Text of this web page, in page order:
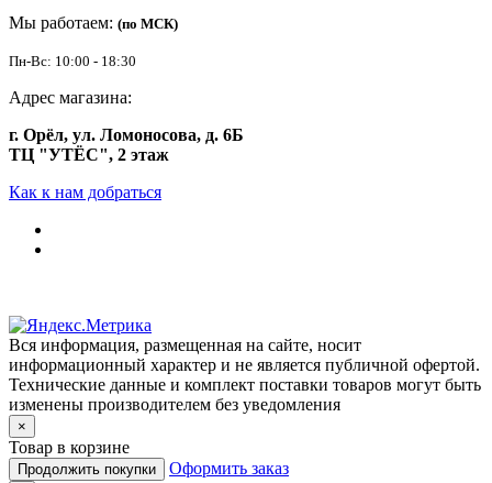
Мы работаем: (по МСК)
Пн-Вс: 10:00 - 18:30
Адрес магазина:
г. Орёл, ул. Ломоносова, д. 6Б
ТЦ "УТЁС", 2 этаж
Как к нам добраться
Вся информация, размещенная на сайте, носит
информационный характер и не является публичной офертой.
Технические данные и комплект поставки товаров могут быть
изменены производителем без уведомления
×
Товар в корзине
Продолжить покупки Оформить заказ